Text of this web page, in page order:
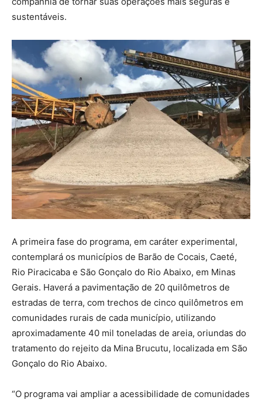
sustentáveis.
A primeira fase do programa, em caráter experimental,
contemplará os municípios de Barão de Cocais, Caeté,
Rio Piracicaba e São Gonçalo do Rio Abaixo, em Minas
Gerais. Haverá a pavimentação de 20 quilômetros de
estradas de terra, com trechos de cinco quilômetros em
comunidades rurais de cada município, utilizando
aproximadamente 40 mil toneladas de areia, oriundas do
tratamento do rejeito da Mina Brucutu, localizada em São
Gonçalo do Rio Abaixo.
“O programa vai ampliar a acessibilidade de comunidades